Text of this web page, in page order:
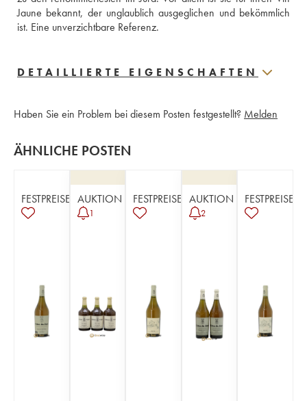
Jaune bekannt, der unglaublich ausgeglichen und bekömmlich
ist. Eine unverzichtbare Referenz.
DETAILLIERTE EIGENSCHAFTEN
Haben Sie ein Problem bei diesem Posten festgestellt? Melden
ÄHNLICHE POSTEN
FESTPREISE AUKTION
1
FESTPREISE AUKTION
2
FESTPREISE